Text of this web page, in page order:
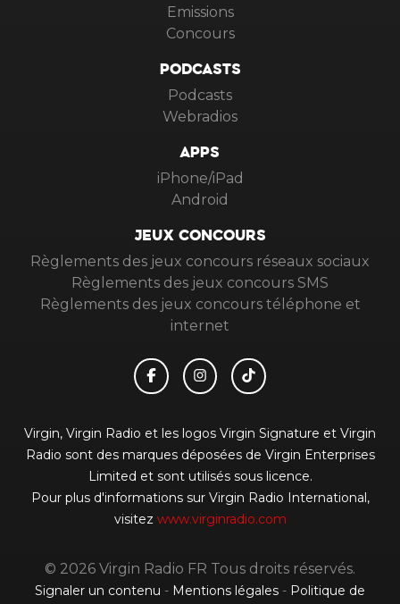
Emissions
Concours
PODCASTS
Podcasts
Webradios
APPS
iPhone/iPad
Android
JEUX CONCOURS
Règlements des jeux concours réseaux sociaux
Règlements des jeux concours SMS
Règlements des jeux concours téléphone et
internet
Virgin, Virgin Radio et les logos Virgin Signature et Virgin
Radio sont des marques déposées de Virgin Enterprises
Limited et sont utilisés sous licence.
Pour plus d'informations sur Virgin Radio International,
visitez www.virginradio.com
© 2026 Virgin Radio FR Tous droits réservés.
Signaler un contenu - Mentions légales - Politique de